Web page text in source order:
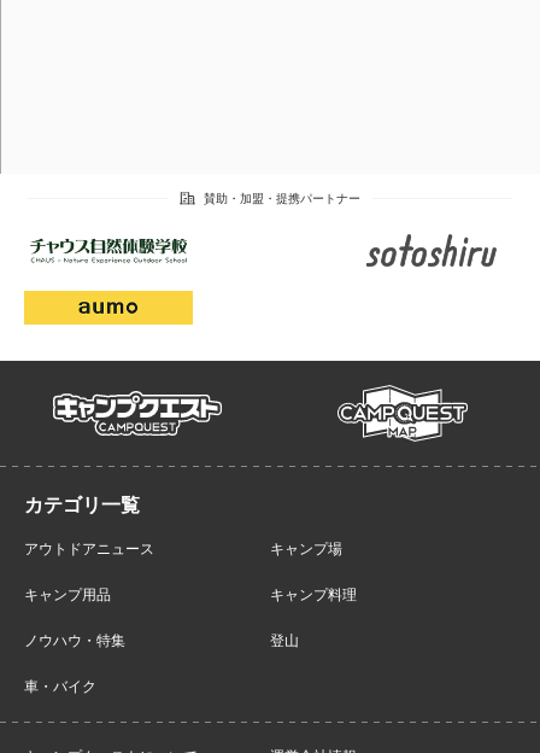
campquest campmap
アウトドアニュース キャンプ場
キャンプ用品 キャンプ料理
ノウハウ・特集 登山
車・バイク